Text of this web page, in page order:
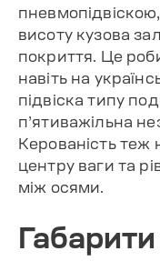
висоту кузова
покриття. Це
навіть на
підвіска типу
п’ятиважільна
Керованість теж
центру ваги та
між осями.